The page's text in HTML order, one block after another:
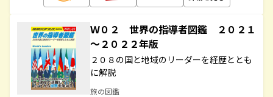
Ｗ０２ 世界の指導者図鑑 ２０２１
～２０２２年版
２０８の国と地域のリーダーを経歴ととも
に解説
旅の図鑑